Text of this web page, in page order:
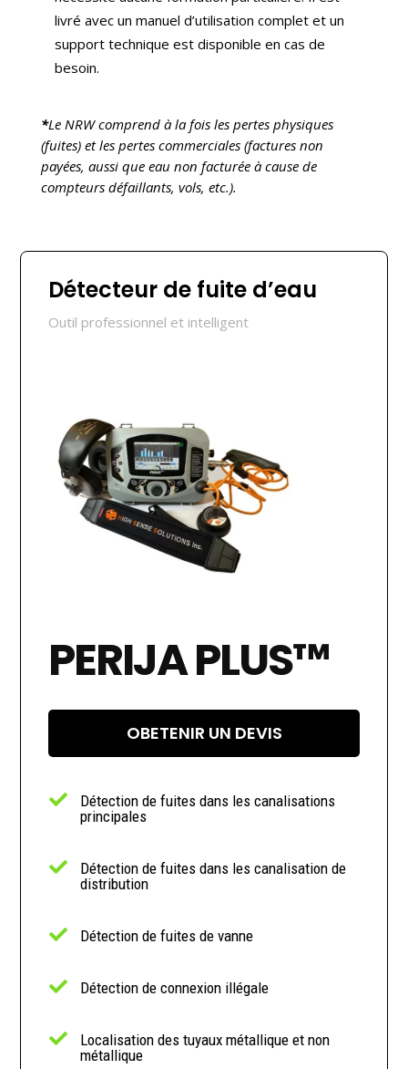
livré avec un manuel d’utilisation complet et un
support technique est disponible en cas de
besoin.
*Le NRW comprend à la fois les pertes physiques
(fuites) et les pertes commerciales (factures non
payées, aussi que eau non facturée à cause de
compteurs défaillants, vols, etc.).
Détecteur de fuite d’eau
Outil professionnel et intelligent
PERIJA PLUS™
OBETENIR UN DEVIS

Détection de fuites dans les canalisations
principales

Détection de fuites dans les canalisation de
distribution
 Détection de fuites de vanne
 Détection de connexion illégale

Localisation des tuyaux métallique et non
métallique